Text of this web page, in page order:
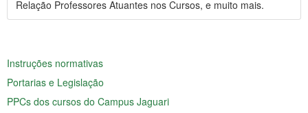
Relação Professores Atuantes nos Cursos, e muito mais.
Instruções normativas
Portarias e Legislação
PPCs dos cursos do Campus Jaguari